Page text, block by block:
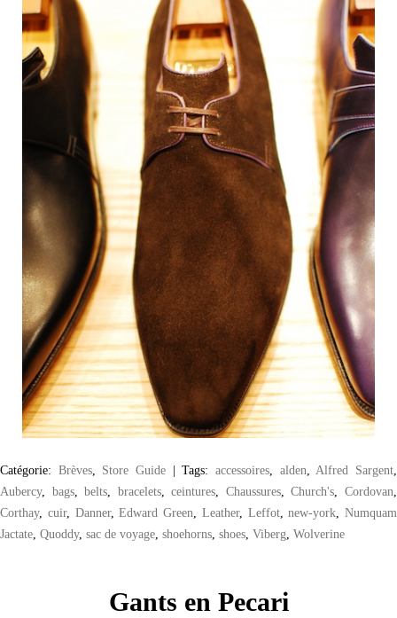
Catégorie: Brèves, Store Guide |Tags:accessoires alden Alfred Sargent
Aubercy, bags,belts bracelets,ceintures Chaussures,Church's ,Cordovan
Corthay, cuir, Danner,Edward Green Leather, Leffot,new-york
Numquam
Jactate Quoddy, sac de voyage shoehorns shoes Viberg Wolverine
Gants en Pecari